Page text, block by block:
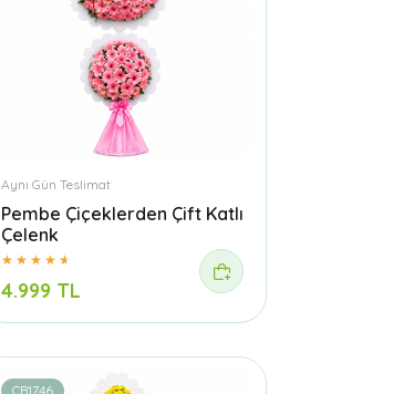
Aynı Gün Teslimat
Pembe Çiçeklerden Çift Katlı
Çelenk
4.999 TL
CB1746